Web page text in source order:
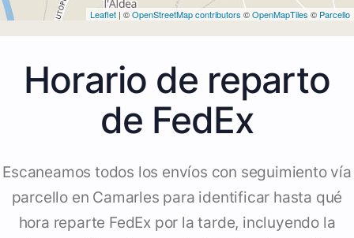
Leaflet | ©OpenStreetMap contributors ©OpenMapTiles © Parcello
Horario de reparto
de FedEx
Escaneamos todos los envíos con seguimiento vía
parcello en Camarles para identificar hasta qué
hora reparte FedEx por la tarde, incluyendo la